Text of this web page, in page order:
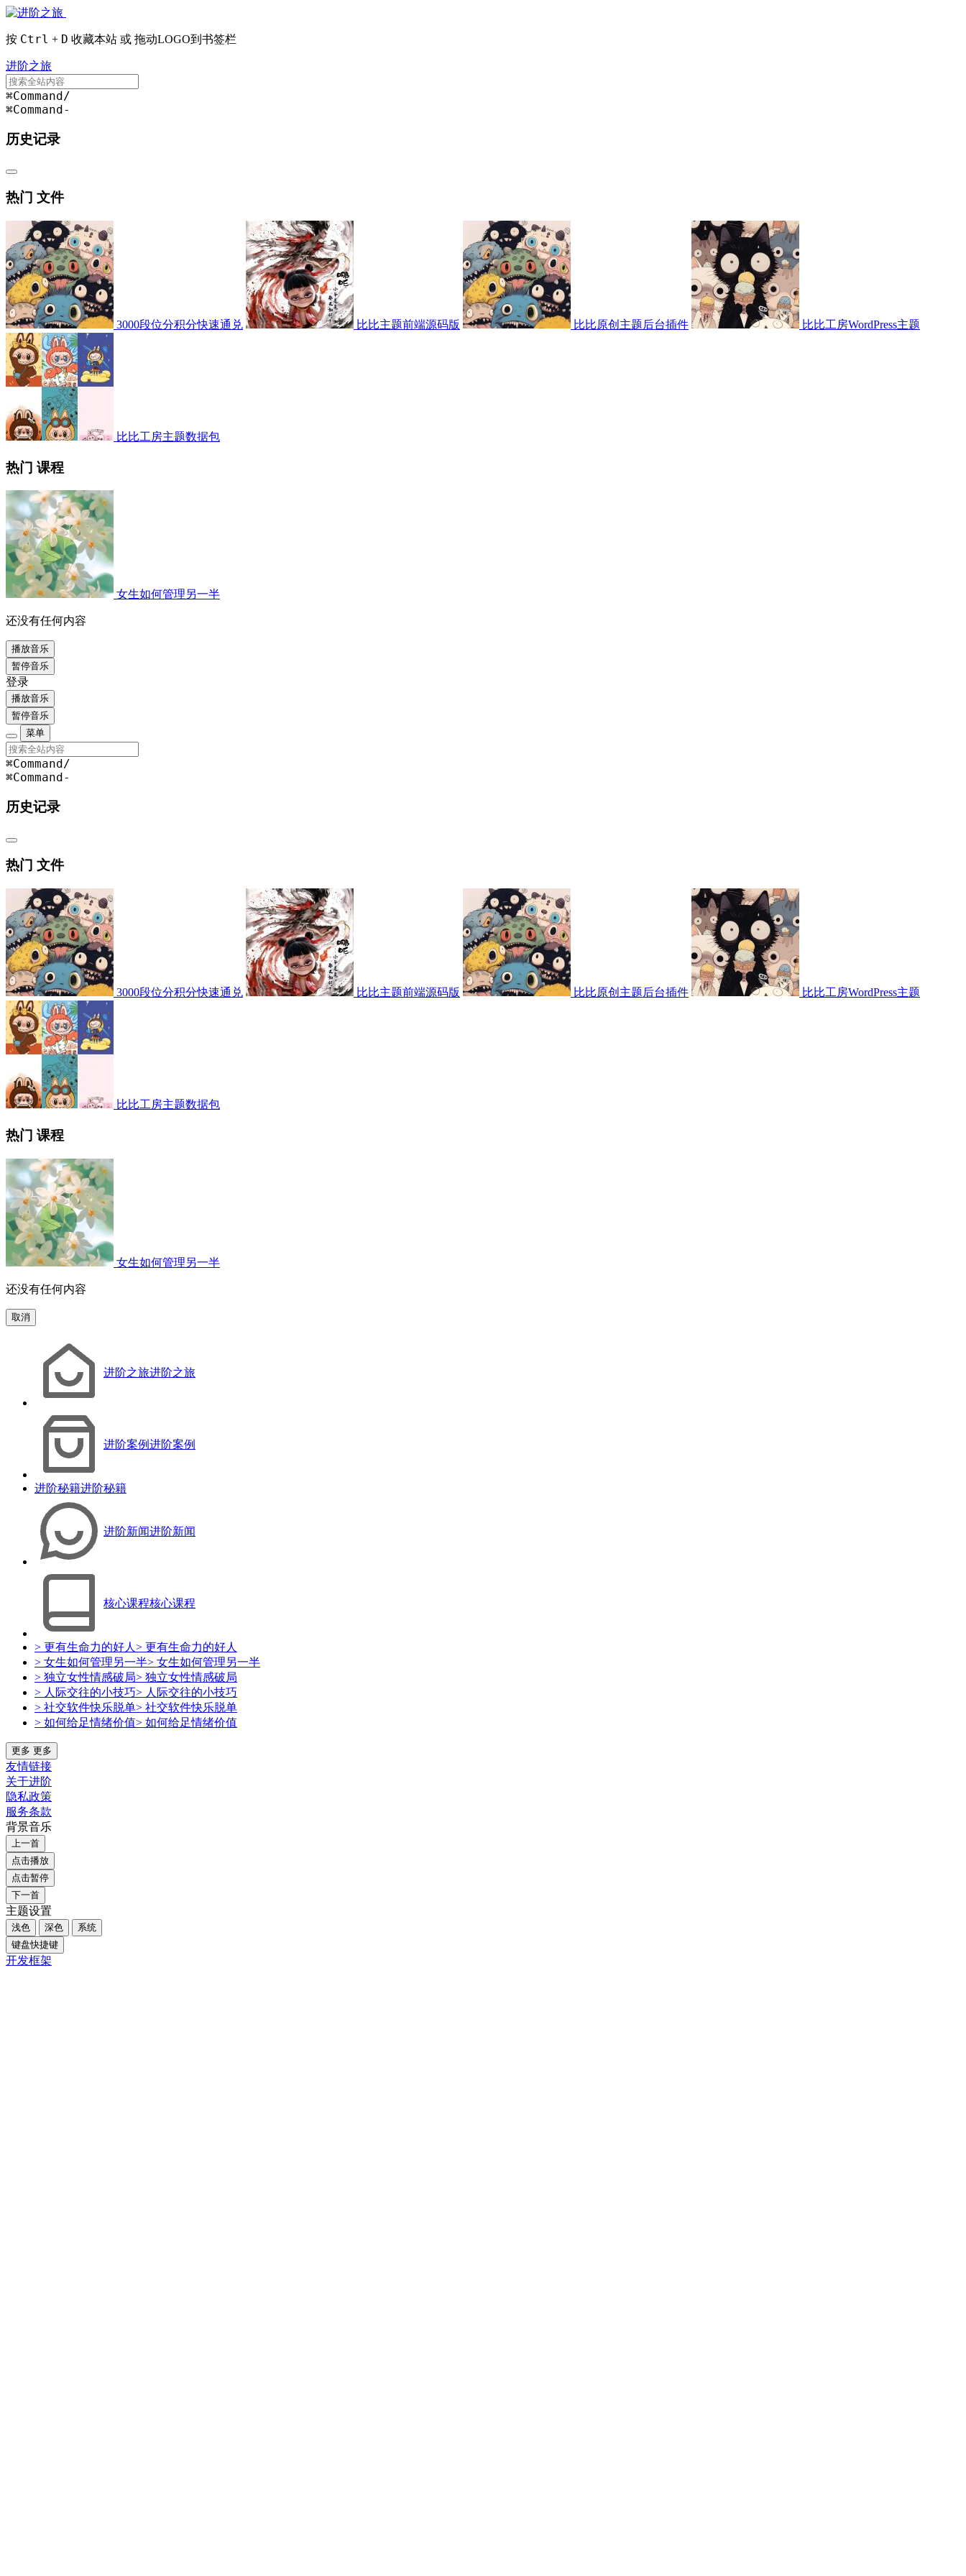
按 Ctrl + D 收藏本站 或 拖动LOGO到书签栏
进阶之旅
⌘Command/
⌘Command-
历史记录
热门 文件
3000段位分积分快速通兑 比比主题前端源码版 比比原创主题后台插件 比比工房WordPress主题
比比工房主题数据包
热门 课程
女生如何管理另一半
还没有任何内容
播放音乐
暂停音乐
登录
播放音乐
暂停音乐
菜单
⌘Command /
⌘Command -
历史记录
热门 文件
3000段位分积分快速通兑 比比主题前端源码版 比比原创主题后台插件 比比工房WordPress主题
比比工房主题数据包
热门 课程
女生如何管理另一半
还没有任何内容
取消
进阶之旅进阶之旅
进阶案例进阶案例
进阶秘籍进阶秘籍
进阶新闻进阶新闻
核心课程核心课程
> 更有生命力的好人 > 更有生命力的好人
> 女生如何管理另一半> 女生如何管理另一半
> 独立女性情感破局> 独立女性情感破局
> 人际交往的小技巧> 人际交往的小技巧
> 社交软件快乐脱单> 社交软件快乐脱单
> 如何给足情绪价值> 如何给足情绪价值
更多 更多
友情链接
关于进阶
隐私政策
服务条款
背景音乐
上一首
点击播放
点击暂停
下一首
主题设置
浅色 深色
系统
键盘快捷键
开发框架